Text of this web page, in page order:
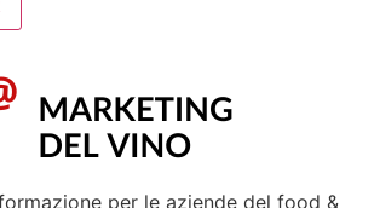
per le aziende del food &